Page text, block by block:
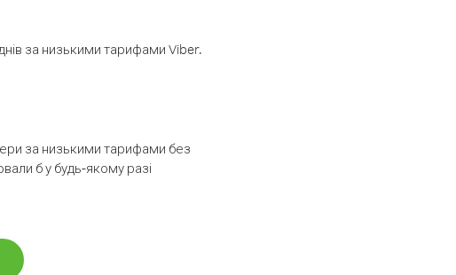
за низькими тарифами Viber.
за низькими тарифами без
б у будь-якому разі